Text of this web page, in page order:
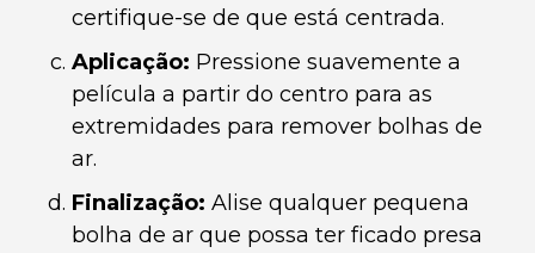
certifique-se de que está centrada.
Aplicação: Pressione suavemente a
película a partir do centro para as
extremidades para remover bolhas de
ar.
Finalização: Alise qualquer pequena
bolha de ar que possa ter ficado presa